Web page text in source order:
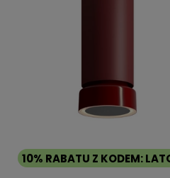
10% RABATU Z KODEM: